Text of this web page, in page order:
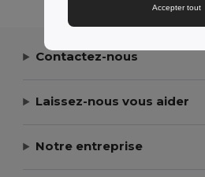
Contactez-nous
Laissez-nous vous aider
Notre entreprise
Accepter tout